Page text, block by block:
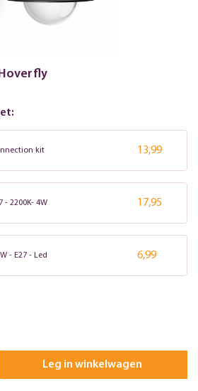
kit 13,99
- 2200K- 4W 17,95
- E27 - Led 6,99
Leg in winkelwagen